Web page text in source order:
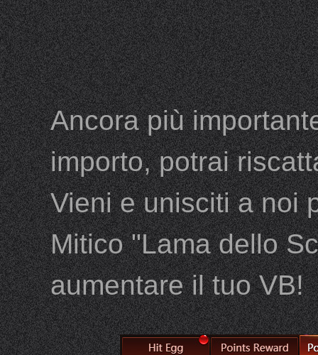
Ancora più
importo, potrai
Vieni e unisciti a noi
Mitico "Lama dello
aumentare il tuo VB!